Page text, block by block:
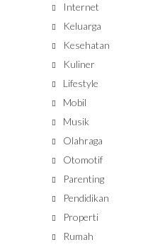
Internet
Keluarga
Kesehatan
Kuliner
Lifestyle
Mobil
Musik
Olahraga
Otomotif
Parenting
Pendidikan
Properti
Rumah